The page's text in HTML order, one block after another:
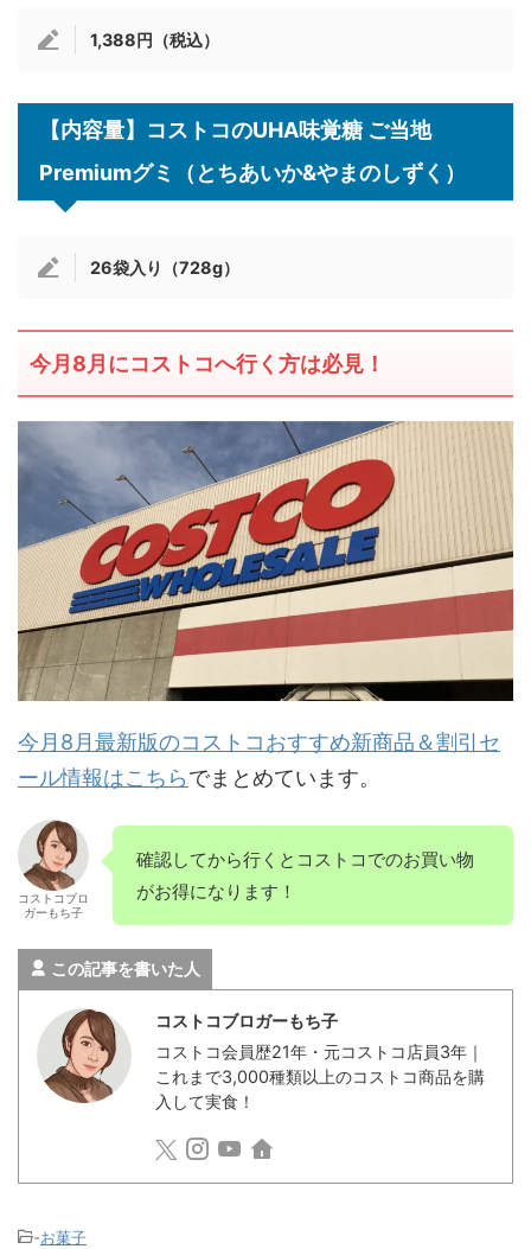
1,388円（税込）
【内容量】コストコのUHA味覚糖 ご当地
Premiumグミ（とちあいか&やまのしずく）
26袋入り（728g）
今月8月にコストコへ行く方は必見！
今月8月最新版のコストコおすすめ新商品＆割引セ
ール情報はこちらでまとめています。
コストコブロ
ガーもち子
確認してから行くとコストコでのお買い物
がお得になります！
この記事を書いた人
コストコブロガーもち子
コストコ会員歴21年・元コストコ店員3年｜
これまで3,000種類以上のコストコ商品を購
入して実食！
-お菓子